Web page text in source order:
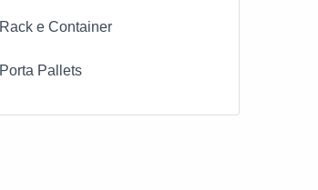
Rack e Container
Porta Pallets